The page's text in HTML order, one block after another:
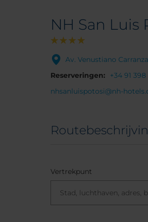
NH San Luis
Av. Venustiano
Reserveringen:
+34 91 398
nhsanluispotosi@nh-
Vertrekpunt